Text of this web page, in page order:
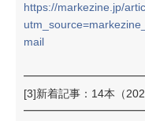
https://markezine.jp/
mail
[3]新着記事：14本（